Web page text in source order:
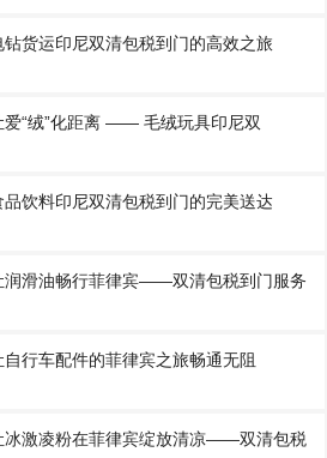
货运印尼双清包税到门的高效之旅
“绒”化距离 —— 毛绒玩具印尼双
饮料印尼双清包税到门的完美送达
润滑油畅行菲律宾——双清包税到门服务
行车配件的菲律宾之旅畅通无阻
冰激凌粉在菲律宾绽放清凉——双清包税